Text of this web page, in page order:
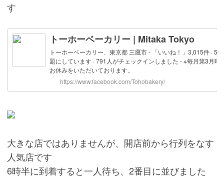
す
大きな店ではありませんが、開店前から行列をなす
人気店です
6時半に到着すると一人待ち、2番目に並びました